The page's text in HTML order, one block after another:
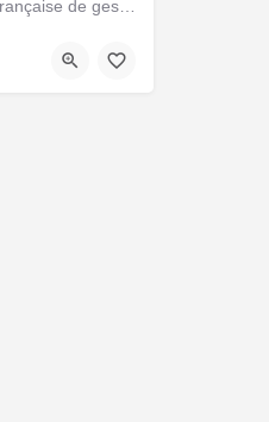
Drivein édite une plateforme SaaS française de gestion de flotte automobile : pilotage centralisé du parc…
contrôler la manière dont